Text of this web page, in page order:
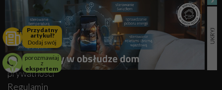
Przydatny
artykuł?
Dodaj swój
porozmawiaj
z
ekspertem
Inspiracje
Wydarzenia
Warunki umowy
Partnerzy medialni
Polityka
prywatności
Regulamin
KRS: 0001062563
NIP: 5932639720
REGON: 52663464800000